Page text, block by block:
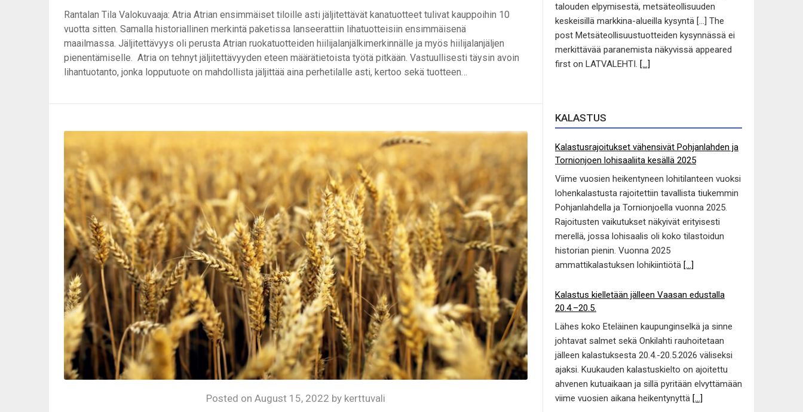
Rantalan Tila Valokuvaaja: Atria Atrian ensimmäiset tiloille asti jäljitettävät kanatuotteet tulivat kauppoihin 10
vuotta sitten. Samalla historiallinen merkintä paketissa lanseerattiin lihatuotteisiin ensimmäisenä
maailmassa. Jäljitettävyys oli perusta Atrian ruokatuotteiden hiilijalanjälkimerkinnälle ja myös hiilijalanjäljen
pienentämiselle. Atria on tehnyt jäljitettävyyden eteen määrätietoista työtä pitkään. Vastuullisesti täysin avoin
lihantuotanto, jonka lopputuote on mahdollista jäljittää aina perhetilalle asti, kertoo sekä tuotteen…
Posted on August 15, 2022 by kerttuvali
talouden elpymisestä, metsäteollisuuden
keskeisillä markkina-alueilla kysyntä […] The
post Metsäteollisuustuotteiden kysynnässä ei
merkittävää paranemista näkyvissä appeared
first on LATVALEHTI. [...]
KALASTUS
Kalastusrajoitukset vähensivät Pohjanlahden ja
Tornionjoen lohisaaliita kesällä 2025
Viime vuosien heikentyneen lohitilanteen vuoksi
lohenkalastusta rajoitettiin tavallista tiukemmin
Pohjanlahdella ja Tornionjoella vuonna 2025.
Rajoitusten vaikutukset näkyivät erityisesti
merellä, jossa lohisaalis oli koko tilastoidun
historian pienin. Vuonna 2025
ammattikalastuksen lohikiintiötä [...]
Kalastus kielletään jälleen Vaasan edustalla
20.4.–20.5.
Lähes koko Eteläinen kaupunginselkä ja sinne
johtavat salmet sekä Onkilahti rauhoitetaan
jälleen kalastuksesta 20.4.-20.5.2026 väliseksi
ajaksi. Kuukauden kalastuskielto on ajoitettu
ahvenen kutuaikaan ja sillä pyritään elvyttämään
viime vuosien aikana heikentynyttä [...]